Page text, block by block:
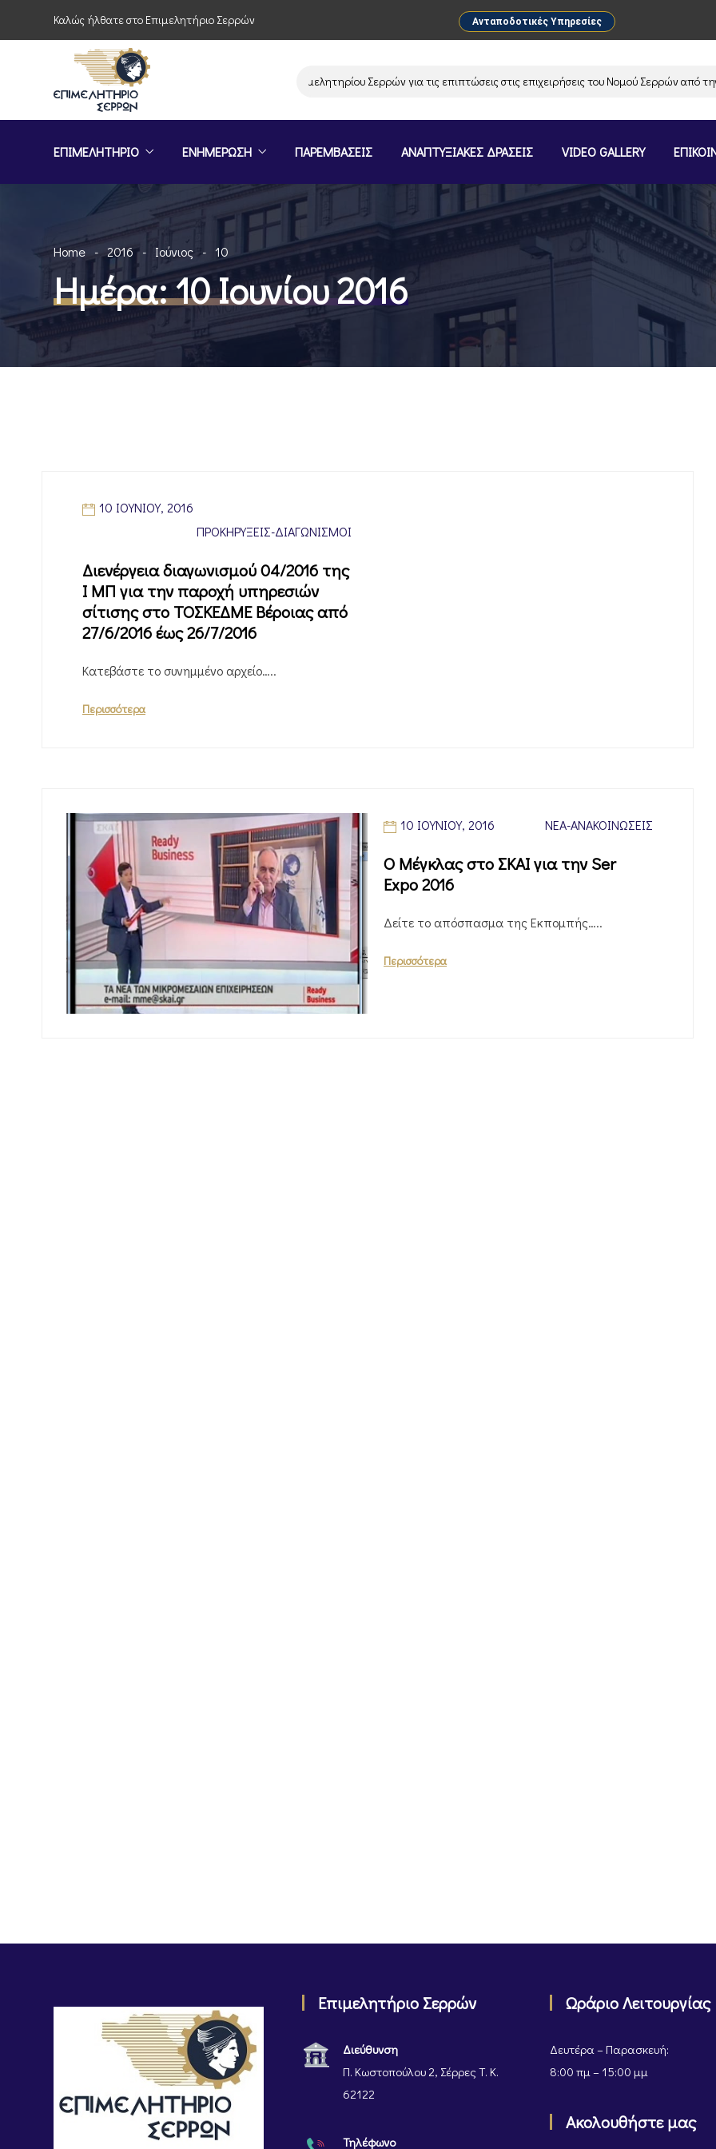
Καλώς ήλθατε στο Επιμελητήριο Σερρών Ανταποδοτικές Υπηρεσίες
Παρέμβαση του Επιμελητηρίου Σερρών για τις επιπτώσεις στις επιχειρήσεις του Νομού Σερρών από την
ΕΠΙΜΕΛΗΤΗΡΙΟ ΕΝΗΜΕΡΩΣΗ ΠΑΡΕΜΒΑΣΕΙΣ ΑΝΑΠΤΥΞΙΑΚΕΣ ΔΡΑΣΕΙΣ VIDEO GALLERY
Home 2016 Ιούνιος 10
Ημέρα:10 Ιουνίου 2016
10 ΙΟΥΝΊΟΥ, 2016
ΠΡΟΚΗΡΎΞΕΙΣ-ΔΙΑΓΩΝΙΣΜΟΊ
Διενέργεια διαγωνισμού 04/2016 της
Ι ΜΠ για την παροχή υπηρεσιών
σίτισης στο ΤΟΣΚΕΔΜΕ Βέροιας από
27/6/2016 έως 26/7/2016
Κατεβάστε το συνημμένο αρχείο…..
Περισσότερα
10 ΙΟΥΝΊΟΥ, 2016 ΝΈΑ-ΑΝΑΚΟΙΝΏΣΕΙΣ
Ο Μέγκλας στο ΣΚΑΙ για την Ser
Expo 2016
Δείτε το απόσπασμα της Εκπομπής…..
Περισσότερα
Επιμελητήριο Σερρών
Διεύθυνση
Π. Κωστοπούλου 2, Σέρρες Τ. Κ.
62122
Τηλέφωνο
Ωράριο Λειτουργίας
Δευτέρα – Παρασκευή:
8:00 πμ – 15:00 μμ
Ακολουθήστε μας